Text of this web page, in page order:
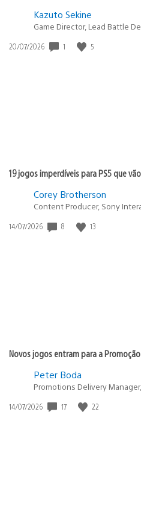
Kazuto Sekine
Game Director, Lead Battle
Data
20/07/2026 1 5
19 jogos imperdíveis para PS5 que
Corey Brotherson
Content Producer, Sony
Data
14/07/2026 8 13
Novos jogos entram para a
Peter Boda
Promotions Delivery
Data
14/07/2026 17 22